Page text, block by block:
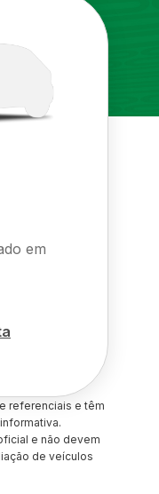
em
referenciais e têm
e não devem
de veículos